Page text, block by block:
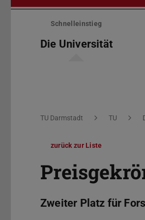
Menü
überspringenSchnelleinstieg
Die Universität
Sie befinden sich hier:
TU Darmstadt TU
zurück zur Liste
Zweiter Platz für